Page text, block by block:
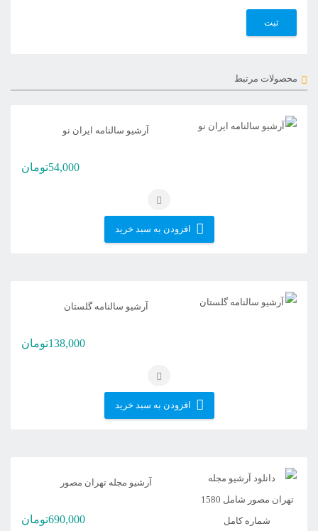
محصولات مرتبط
آرشیو سالنامه ایران نو
54,000تومان
افزودن به سبد خرید
آرشیو سالنامه گلستان
138,000تومان
افزودن به سبد خرید
آرشیو مجله تهران مصور
690,000تومان